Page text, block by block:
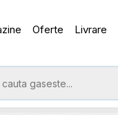
Oferte Livrare